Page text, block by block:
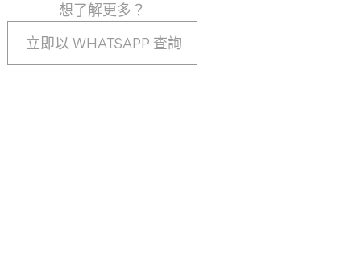
想了解更多？
立即以 WHATSAPP 查詢